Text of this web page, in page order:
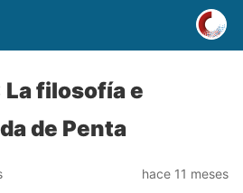
La filosofía e
de Penta
hace 11 meses